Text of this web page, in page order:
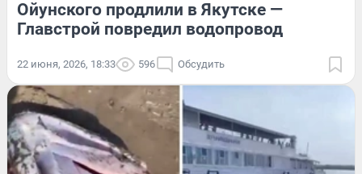
Ойунского продлили в Якутске —
Главстрой повредил водопровод
22 июня, 2026, 18:33 596 Обсудить